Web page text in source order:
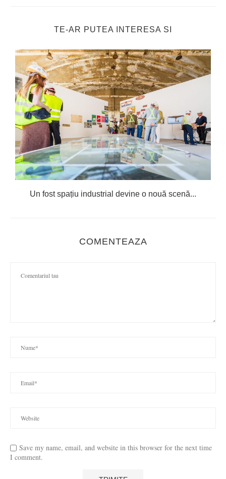
TE-AR PUTEA INTERESA SI
Un fost spațiu industrial devine o nouă scenă...
COMENTEAZA
Save my name, email, and website in this browser for the next time
I comment.